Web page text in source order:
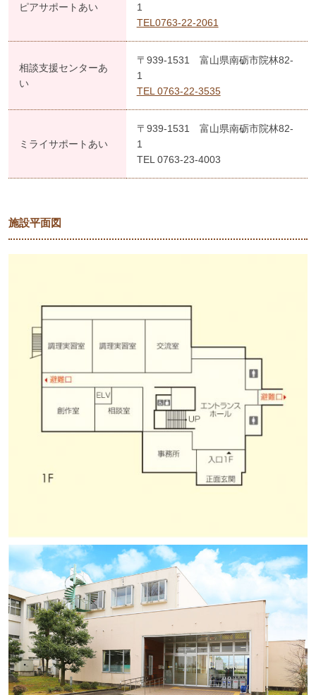
ピアサポートあい
1
TEL0763-22-2061
相談支援センターあ
い
〒939-1531 富山県南砺市院林82-
1
TEL 0763-22-3535
ミライサポートあい
〒939-1531 富山県南砺市院林82-
1
TEL 0763-23-4003
施設平面図